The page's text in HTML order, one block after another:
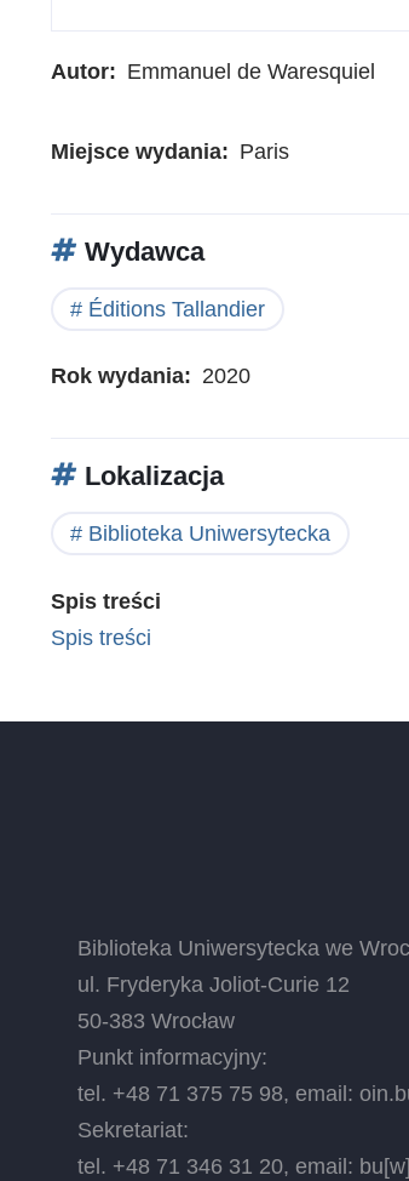
Autor Emmanuel de Waresquiel
Miejsce wydania Paris
Wydawca
Éditions Tallandier
Rok wydania 2020
Lokalizacja
Biblioteka Uniwersytecka
Spis treści
Spis treści
Biblioteka Uniwersytecka we
ul. Fryderyka Joliot-Curie 12
50-383 Wrocław
Punkt informacyjny:
tel. +48 71 375 75 98, email:
Sekretariat:
tel. +48 71 346 31 20, email: bu[w]